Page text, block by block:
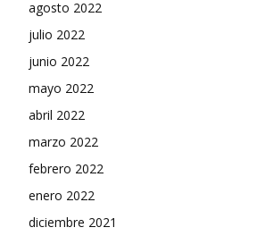
agosto 2022
julio 2022
junio 2022
mayo 2022
abril 2022
marzo 2022
febrero 2022
enero 2022
diciembre 2021